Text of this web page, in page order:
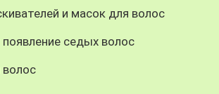
и масок для волос
седых волос